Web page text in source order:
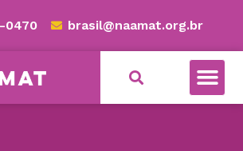
0470 brasil@naamat.org.br